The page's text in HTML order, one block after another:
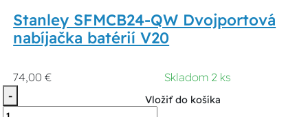
Stanley SFMCB24-QW Dvojportová
nabíjačka batérií V20
74,00 €
Skladom 2 ks
-
Vložiť do košíka